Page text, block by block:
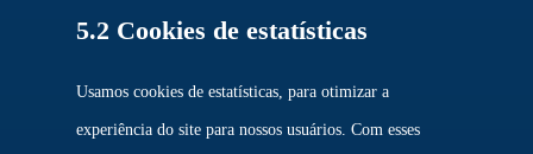
5.2 Cookies de estatísticas
Usamos cookies de estatísticas, para otimizar a
experiência do site para nossos usuários. Com esses